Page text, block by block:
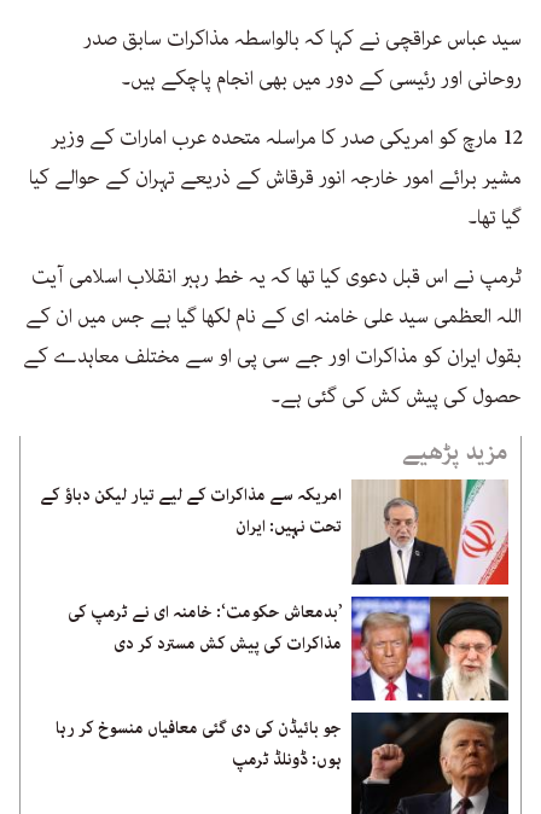
سید عباس عراقچی نے کہا کہ بالواسطہ مذاکرات سابق صدر
روحانی اور رئیسی کے دور میں بھی انجام پاچکے ہیں۔
12 مارچ کو امریکی صدر کا مراسلہ متحدہ عرب امارات کے وزیر
مشیر برائے امور خارجہ انور قرقاش کے ذریعے تہران کے حوالے کیا
گیا تھا۔
ٹرمپ نے اس قبل دعوی کیا تھا کہ یہ خط رہبر انقلاب اسلامی آیت
اللہ العظمی سید علی خامنہ ای کے نام لکھا گیا ہے جس میں ان کے
بقول ایران کو مذاکرات اور جے سی پی او سے مختلف معاہدے کے
حصول کی پیش کش کی گئی ہے۔
مزید پڑھیے
امریکہ سے مذاکرات کے لیے تیار لیکن دباؤ کے
تحت نہیں: ایران
’بدمعاش حکومت‘: خامنہ ای نے ٹرمپ کی
مذاکرات کی پیش کش مسترد کر دی
جو بائیڈن کی دی گئی معافیاں منسوخ کر رہا
ہوں: ڈونلڈ ٹرمپ